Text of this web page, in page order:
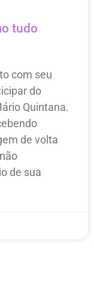
tudo
com seu
do
Quintana.
de volta
de sua